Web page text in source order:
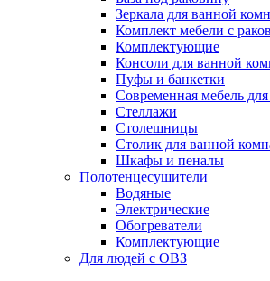
Зеркала для ванной
Комплект мебели с
Комплектующие
Консоли для ванной
Пуфы и банкетки
Современная мебель
Стеллажи
Столешницы
Столик для ванной
Шкафы и пеналы
Полотенцесушители
Водяные
Электрические
Обогреватели
Комплектующие
Для людей с ОВЗ